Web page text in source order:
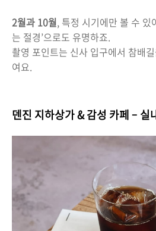
2월과 10월, 특정 시기에만 볼 수 있
는 절경’으로도 유명하죠.
촬영 포인트는 신사 입구에서 참배
여요.
덴진 지하상가 & 감성 카페 – 실